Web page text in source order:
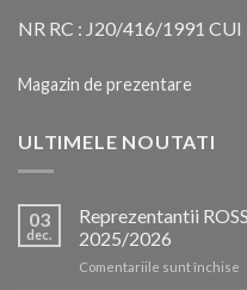
NR RC : J20/416/1991 CUI
Magazin de prezentare
ULTIMELE NOUTATI
03
dec.
Reprezentantii
2025/2026
Comentariile sunt închise